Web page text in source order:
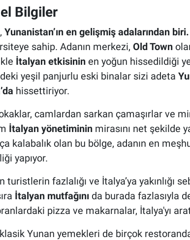
Bilgiler
Yunanistan’ın en gelişmiş adalarından biri.
sahip. Adanın merkezi, Old Town
İtalyan etkisininen yoğun hissedildiği
yeşil panjurlu eski binalar sizi adeta
hissettiriyor.
camlardan sarkan çamaşırlar ve
İtalyan yönetimininmirasını net şekilde
kalabalık olan bu bölge, adanın en
yapıyor.
turistlerin fazlalığı ve İtalya’ya yakınlığı
İtalyan mutfağınıda burada fazlasıyla
pizza ve makarnalar, İtalya'yı
Yunan yemekleri de birçok